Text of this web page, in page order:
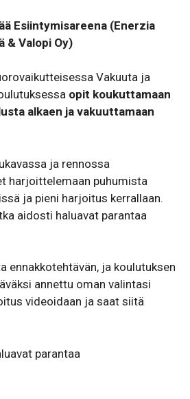
Esiintymisareena (Enerzia
& Valopi Oy)
Vakuuta ja
opit koukuttamaan
alkaen ja vakuuttamaan
ja rennossa
harjoittelemaan puhumista
ja pieni harjoitus kerrallaan.
aidosti haluavat parantaa
ennakkotehtävän, ja koulutuksen
annettu oman valintasi
videoidaan ja saat siitä
parantaa